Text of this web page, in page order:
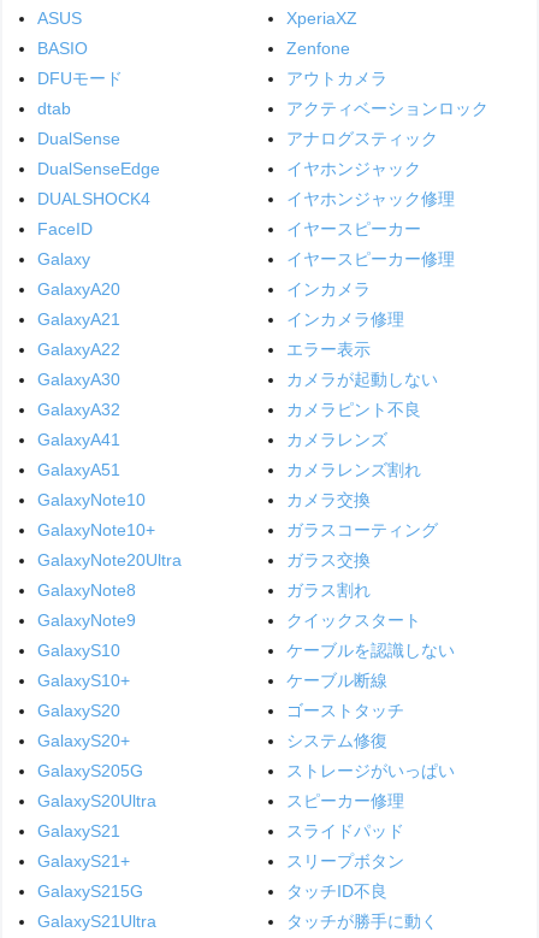
ASUS
BASIO
DFUモード
dtab
DualSense
DualSenseEdge
DUALSHOCK4
FaceID
Galaxy
GalaxyA20
GalaxyA21
GalaxyA22
GalaxyA30
GalaxyA32
GalaxyA41
GalaxyA51
GalaxyNote10
GalaxyNote10+
GalaxyNote20Ultra
GalaxyNote8
GalaxyNote9
GalaxyS10
GalaxyS10+
GalaxyS20
GalaxyS20+
GalaxyS205G
GalaxyS20Ultra
GalaxyS21
GalaxyS21+
GalaxyS215G
GalaxyS21Ultra
XperiaXZ
Zenfone
アウトカメラ
アクティベーションロック
アナログスティック
イヤホンジャック
イヤホンジャック修理
イヤースピーカー
イヤースピーカー修理
インカメラ
インカメラ修理
エラー表示
カメラが起動しない
カメラピント不良
カメラレンズ
カメラレンズ割れ
カメラ交換
ガラスコーティング
ガラス交換
ガラス割れ
クイックスタート
ケーブルを認識しない
ケーブル断線
ゴーストタッチ
システム修復
ストレージがいっぱい
スピーカー修理
スライドパッド
スリープボタン
タッチID不良
タッチが勝手に動く